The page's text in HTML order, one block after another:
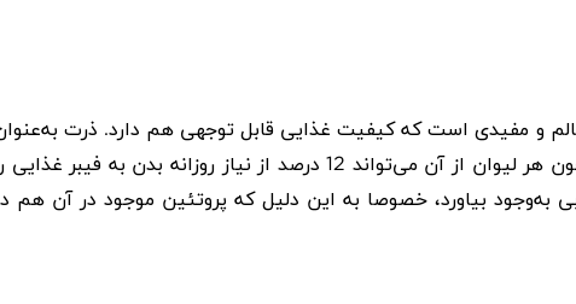
و مفیدی است که کیفیت غذایی قابل توجهی هم دارد. ذرت
یکی از منابع مناسب برای دریافت فیبر شناخته می‌شود چون هر لیوان از آن می‌تواند 12 درصد از نیاز روزانه بدن به فیبر
بیاورد، خصوصا به این دلیل که پروتئین موجود در آن هم